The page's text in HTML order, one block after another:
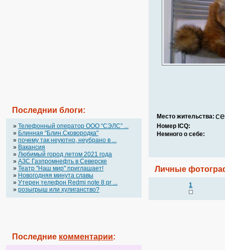
Последнии блоги:
» Телефонный оператор OOO “СЭЛС” ...
» Блинная "Блин.Сковородка"
» почему так неуютно, неубрано в ...
» Вакансия
» Любимый город летом 2021 года
» АЗС Газпромнефть в Северске
» Театр "Наш мир" приглашает!
» Новогодняя минута славы
» Утерен телефон Redmi note 8 pr ...
» розыгрыш или хулиганство?
Последние комментарии:
Место жительства:
Номер ICQ:
Немного о себе:
Личные
1